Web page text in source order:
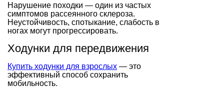
Нарушение походки — один из частых
симптомов рассеянного склероза.
Неустойчивость, спотыкание, слабость в
ногах могут прогрессировать.
Ходунки для передвижения
Купить ходунки для взрослых — это
эффективный способ сохранить
мобильность.